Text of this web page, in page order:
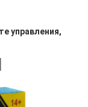
управления,